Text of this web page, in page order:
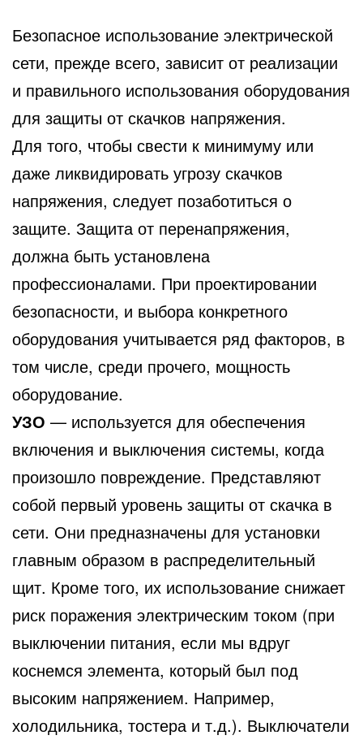
Безопасное использование электрической
сети, прежде всего, зависит от реализации
и правильного использования оборудования
для защиты от скачков напряжения.
Для того, чтобы свести к минимуму или
даже ликвидировать угрозу скачков
напряжения, следует позаботиться о
защите. Защита от перенапряжения,
должна быть установлена
профессионалами. При проектировании
безопасности, и выбора конкретного
оборудования учитывается ряд факторов, в
том числе, среди прочего, мощность
оборудование.
УЗО — используется для обеспечения
включения и выключения системы, когда
произошло повреждение. Представляют
собой первый уровень защиты от скачка в
сети. Они предназначены для установки
главным образом в распределительный
щит. Кроме того, их использование снижает
риск поражения электрическим током (при
выключении питания, если мы вдруг
коснемся элемента, который был под
высоким напряжением. Например,
холодильника, тостера и т.д.). Выключатели